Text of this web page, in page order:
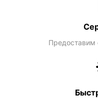
Предоставим